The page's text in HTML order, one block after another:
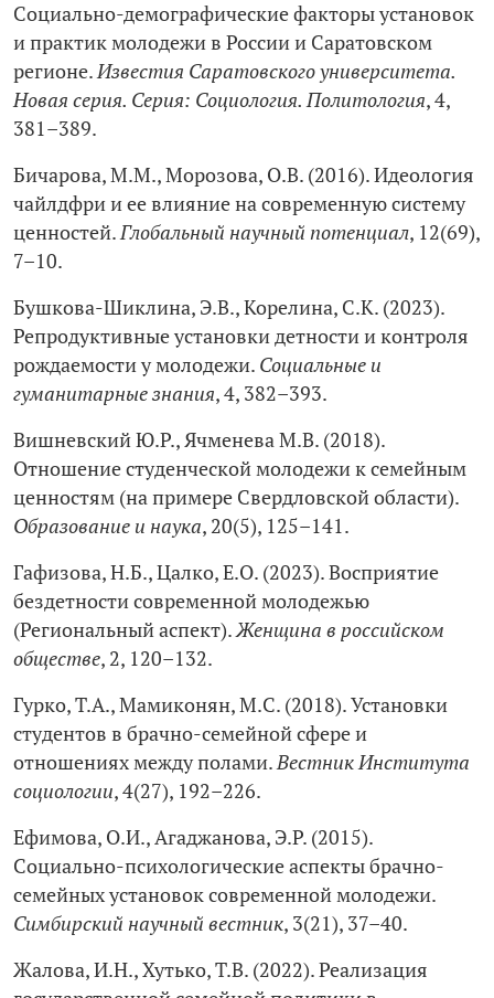
Социально-демографические факторы установок
и практик молодежи в России и Саратовском
регионе.Известия Саратовского университета.
Новая серия. Серия: Социология. Политология, 4,
381–389.
Бичарова, М.М., Морозова, О.В. (2016). Идеология
чайлдфри и ее влияние на современную систему
ценностей.Глобальный научный потенциал, 12(69),
7–10.
Бушкова-Шиклина, Э.В., Корелина, С.К. (2023).
Репродуктивные установки детности и контроля
рождаемости у молодежи. Социальные и
гуманитарные знания, 4, 382–393.
Вишневский Ю.Р., Ячменева М.В. (2018).
Отношение студенческой молодежи к семейным
ценностям (на примере Свердловской области).
Образование и наука, 20(5), 125–141.
Гафизова, Н.Б., Цалко, Е.О. (2023). Восприятие
бездетности современной молодежью
(Региональный аспект).Женщина в российском
обществе, 2, 120–132.
Гурко, Т.А., Мамиконян, М.С. (2018). Установки
студентов в брачно-семейной сфере и
отношениях между полами.Вестник Института
социологии, 4(27), 192–226.
Ефимова, О.И., Агаджанова, Э.Р. (2015).
Социально-психологические аспекты брачно-
семейных установок современной молодежи.
Симбирский научный вестник, 3(21), 37–40.
Жалова, И.Н., Хутько, Т.В. (2022). Реализация